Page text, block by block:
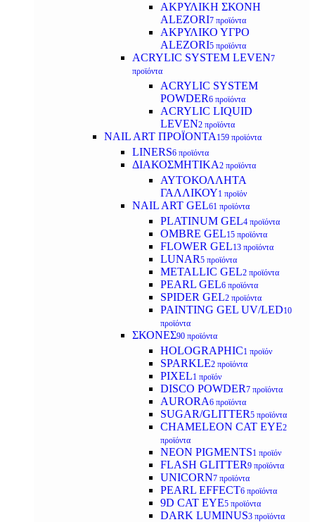
ΑΚΡΥΛΙΚΗ ΣΚΟΝΗ
ALEZORI7 προϊόντα
ΑΚΡΥΛΙΚΟ ΥΓΡΟ
ALEZORI5 προϊόντα
ACRYLIC SYSTEM LEVEN7
προϊόντα
ACRYLIC SYSTEM
POWDER6 προϊόντα
ACRYLIC LIQUID
LEVEN2 προϊόντα
NAIL ART ΠΡΟΪΟΝΤΑ 159 προϊόντα
LINERS6 προϊόντα
ΔΙΑΚΟΣΜΗΤΙΚΑ2 προϊόντα
ΑΥΤΟΚΟΛΛΗΤΑ
ΓΑΛΛΙΚΟΥ1 προϊόν
NAIL ART GEL61 προϊόντα
PLATINUM GEL4 προϊόντα
OMBRE GEL15 προϊόντα
FLOWER GEL13 προϊόντα
LUNAR5 προϊόντα
METALLIC GEL2 προϊόντα
PEARL GEL6 προϊόντα
SPIDER GEL2 προϊόντα
PAINTING GEL UV/LED10
προϊόντα
ΣΚΟΝΕΣ90 προϊόντα
HOLOGRAPHIC1 προϊόν
SPARKLE2 προϊόντα
PIXEL1 προϊόν
DISCO POWDER7 προϊόντα
AURORA6 προϊόντα
SUGAR/GLITTER5 προϊόντα
CHAMELEON CAT EYE2
προϊόντα
NEON PIGMENTS1 προϊόν
FLASH GLITTER9 προϊόντα
UNICORN7 προϊόντα
PEARL EFFECT6 προϊόντα
9D CAT EYE5 προϊόντα
DARK LUMINUS3 προϊόντα